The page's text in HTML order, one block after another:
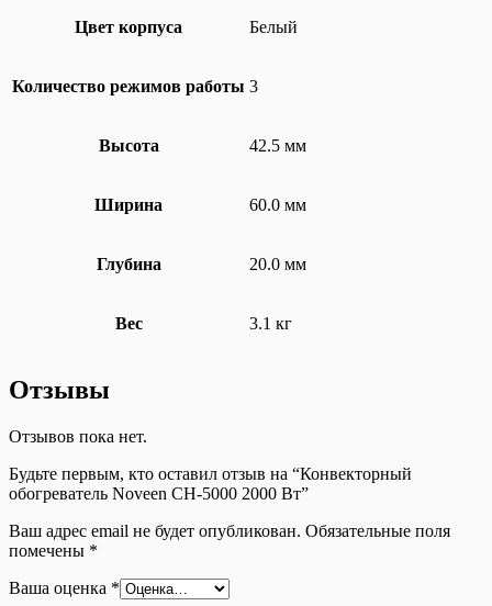
Цвет корпуса Белый
Количество режимов работы 3
Высота 42.5 мм
Ширина 60.0 мм
Глубина 20.0 мм
Вес 3.1 кг
Отзывы
Отзывов пока нет.
Будьте первым, кто оставил отзыв на “Конвекторный
обогреватель Noveen CH-5000 2000 Вт”
Ваш адрес email не будет опубликован. Обязательные поля
помечены *
Ваша оценка *